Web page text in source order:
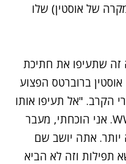
של אוסטין) שלו
זה שתעיפו את חתיכת
ברוברטס הפצוע
הקרב. "אל תעיפו אותו
רק מהזירה, תעיפו אותו מה-WWF. אני הוכחתי, מעבר
אתה יושב שם
תפילות וזה לא הביא